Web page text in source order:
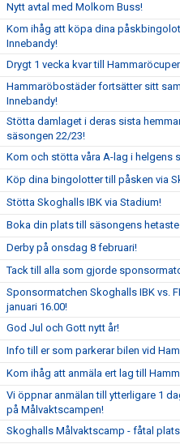
Nytt avtal med Molkom Buss!
Kom ihåg att köpa dina
Innebandy!
Drygt 1 vecka kvar till
Hammaröbostäder fortsätter sitt
Innebandy!
Stötta damlaget i deras sista
säsongen 22/23!
Kom och stötta våra A-lag i helgens
Köp dina bingolotter till påsken via
Stötta Skoghalls IBK via Stadium!
Boka din plats till säsongens
Derby på onsdag 8 februari!
Tack till alla som gjorde
Sponsormatchen Skoghalls IBK vs.
januari 16.00!
God Jul och Gott nytt år!
Info till er som parkerar bilen vid
Kom ihåg att anmäla ert lag till
Vi öppnar anmälan till ytterligare 1
på Målvaktscampen!
Skoghalls Målvaktscamp - fåtal